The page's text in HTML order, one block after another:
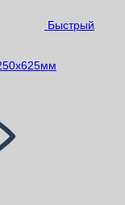
Быстрый